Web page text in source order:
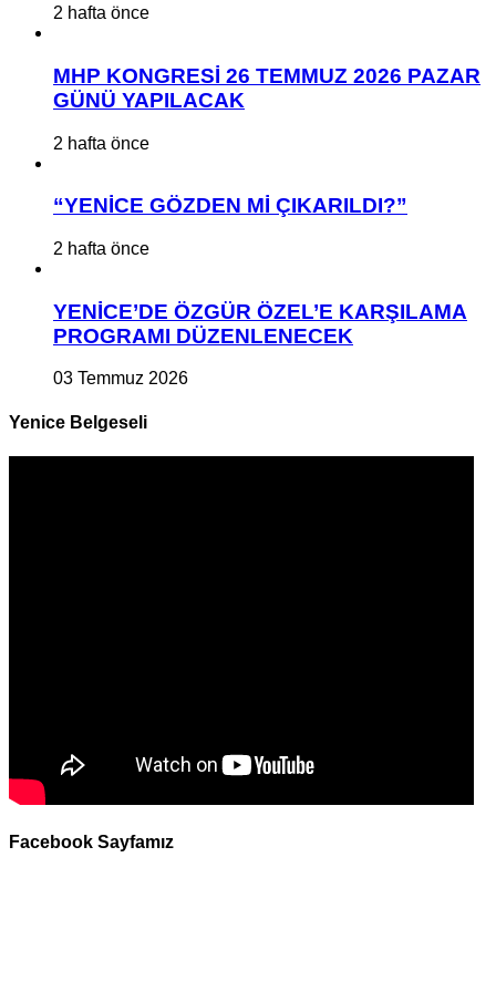
2 hafta önce
MHP KONGRESİ 26 TEMMUZ 2026 PAZAR
GÜNÜ YAPILACAK
2 hafta önce
“YENİCE GÖZDEN Mİ ÇIKARILDI?”
2 hafta önce
YENİCE’DE ÖZGÜR ÖZEL’E KARŞILAMA
PROGRAMI DÜZENLENECEK
03 Temmuz 2026
Yenice Belgeseli
Facebook Sayfamız